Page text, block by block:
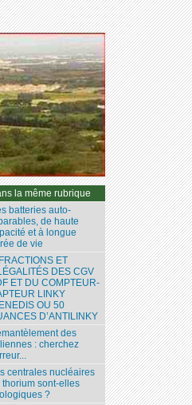
la même rubrique
batteries auto-
de haute
et à longue
de vie
ET
DES CGV
ET DU COMPTEUR-
LINKY
OU 50
D’ANTILINKY
des
: cherchez
centrales nucléaires
thorium sont-elles
?